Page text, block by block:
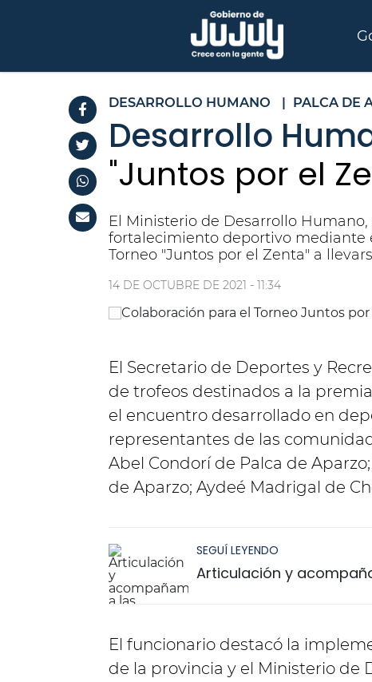
DESARROLLO HUMANO | PALCA DE
Desarrollo
"Juntos por el
El Ministerio de Desarrollo
fortalecimiento deportivo mediante
Torneo "Juntos por el Zenta" a
14 DE OCTUBRE DE 2021 - 11:34
El Secretario de Deportes y
de trofeos destinados a la
el encuentro desarrollado en
representantes de las
Abel Condorí de Palca de
de Aparzo; Aydeé Madrigal de
SEGUÍ LEYENDO
Articulación y
El funcionario destacó la
de la provincia y el Ministerio de